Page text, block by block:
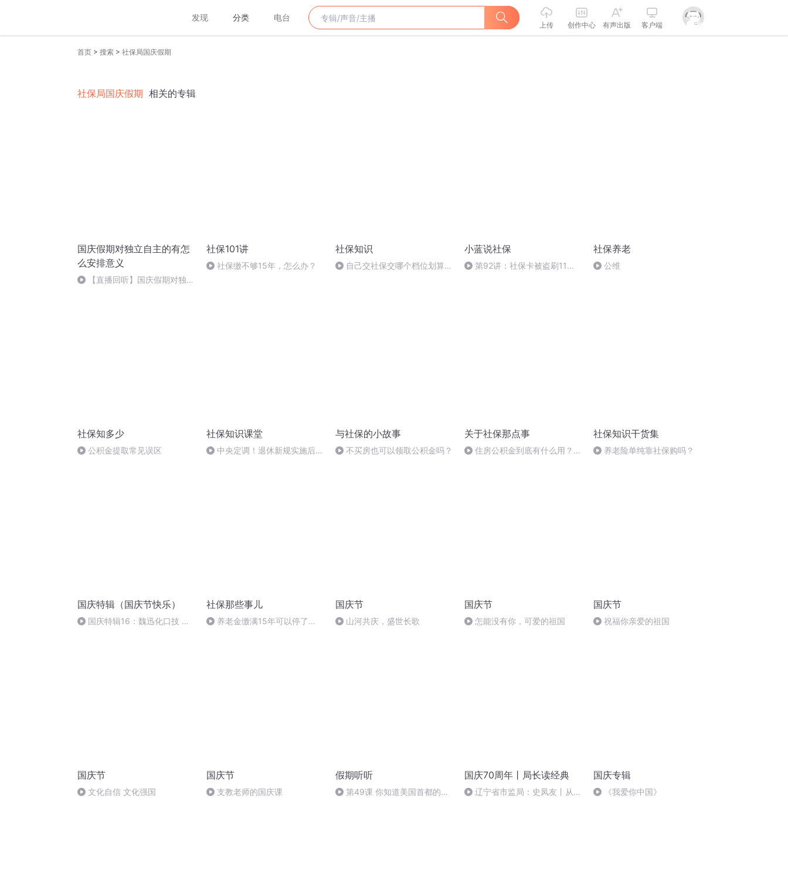
发现 分类 电台
上传 创作中心 有声出版 客户端
首页 > 搜索 > 社保局国庆假期
社保局国庆假期 相关的专辑
国庆假期对独立自主的有怎
么安排意义
【直播回听】国庆假期对独立
社保101讲
社保缴不够15年，怎么办？
社保知识
自己交社保交哪个档位划算？
小蓝说社保
第92讲：社保卡被盗刷11
社保养老
公维
社保知多少
公积金提取常见误区
社保知识课堂
中央定调！退休新规实施后，
与社保的小故事
不买房也可以领取公积金吗？
关于社保那点事
住房公积金到底有什么用？史
社保知识干货集
养老险单纯靠社保购吗？
国庆特辑（国庆节快乐）
国庆特辑16：魏迅化口技 二
社保那些事儿
养老金缴满15年可以停了
国庆节
山河共庆，盛世长歌
国庆节
怎能没有你，可爱的祖国
国庆节
祝福你亲爱的祖国
国庆节
文化自信 文化强国
国庆节
支教老师的国庆课
假期听听
第49课 你知道美国首都的名
国庆70周年丨局长读经典
辽宁省市监局：史凤友丨从严
国庆专辑
《我爱你中国》